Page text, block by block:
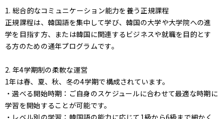
1. 総合的なコミュニケーション能力を養う正規課程
正規課程は、韓国語を集中して学び、韓国の大学や大学院への進
学を目指す方、または韓国に関連するビジネスや就職を目的とす
る方のための通年プログラムです。
2. 年4学期制の柔軟な運営
1年は春、夏、秋、冬の4学期で構成されています。
・選べる開始時期：ご自身のスケジュールに合わせて最適な時期に
学習を開始することが可能です。
・レベル別の学習：韓国語の能力に応じて1級から6級まで細かく